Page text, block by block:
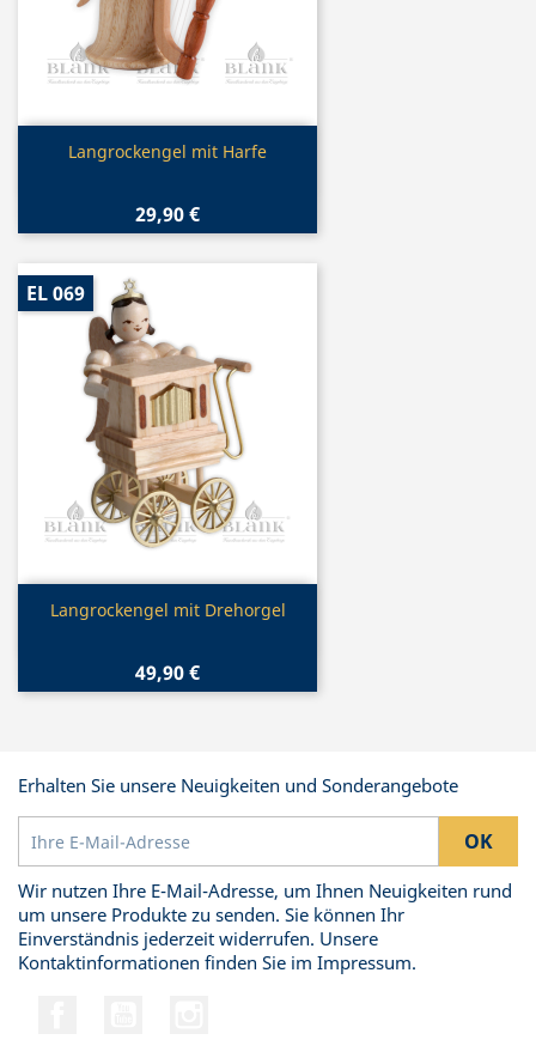
Vorschau
Langrockengel mit Harfe
29,90 €
Vorschau
Langrockengel mit Drehorgel
49,90 €
EL 069
Erhalten Sie unsere Neuigkeiten und Sonderangebote
Wir nutzen Ihre E-Mail-Adresse, um Ihnen Neuigkeiten rund
um unsere Produkte zu senden. Sie können Ihr
Einverständnis jederzeit widerrufen. Unsere
Kontaktinformationen finden Sie im Impressum.